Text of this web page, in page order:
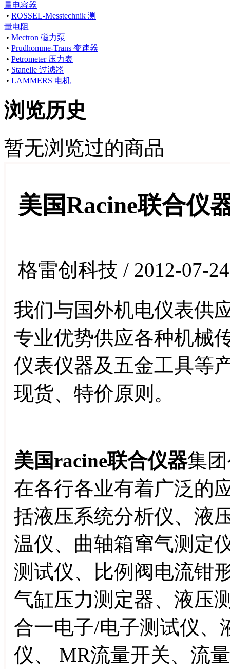
量电容器
• ROSSEL-Messtechnik 测
量电阻
• Mectron 磁力泵
• Prudhomme-Trans 变速器
• Petrometer 压力表
• Stanelle 过滤器
• LAMMERS 电机
浏览历史
暂无浏览过的商品
美国Racine联合仪
格雷创科技 / 2012-07-24
我们与国外机电仪表供
专业优势供应各种机械
仪表仪器及五金工具等
现货、特价原则。
美国racine联合仪器集
在各行各业有着广泛的
括液压系统分析仪、液
温仪、曲轴箱窜气测定
测试仪、比例阀电流钳
气缸压力测定器、液压
合一电子/电子测试仪、
仪、 MR流量开关、流